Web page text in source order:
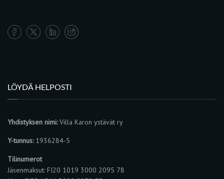
LÖYDÄ HELPOSTI
Yhdistyksen nimi:Villa Karon ystävät ry
Y-tunnus:1936284-5
Tilinumerot
Jäsenmaksut: FI20 1019 3000 2095 78